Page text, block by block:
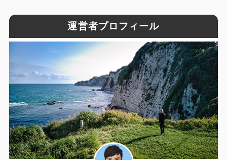
運営者プロフィール